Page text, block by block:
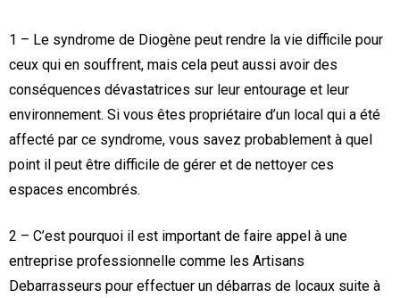
1 – Le syndrome de Diogène peut rendre la vie difficile pour
ceux qui en souffrent, mais cela peut aussi avoir des
conséquences dévastatrices sur leur entourage et leur
environnement. Si vous êtes propriétaire d’un local qui a été
affecté par ce syndrome, vous savez probablement à quel
point il peut être difficile de gérer et de nettoyer ces
espaces encombrés.
2 – C’est pourquoi il est important de faire appel à une
entreprise professionnelle comme les Artisans
Debarrasseurs pour effectuer un débarras de locaux suite à